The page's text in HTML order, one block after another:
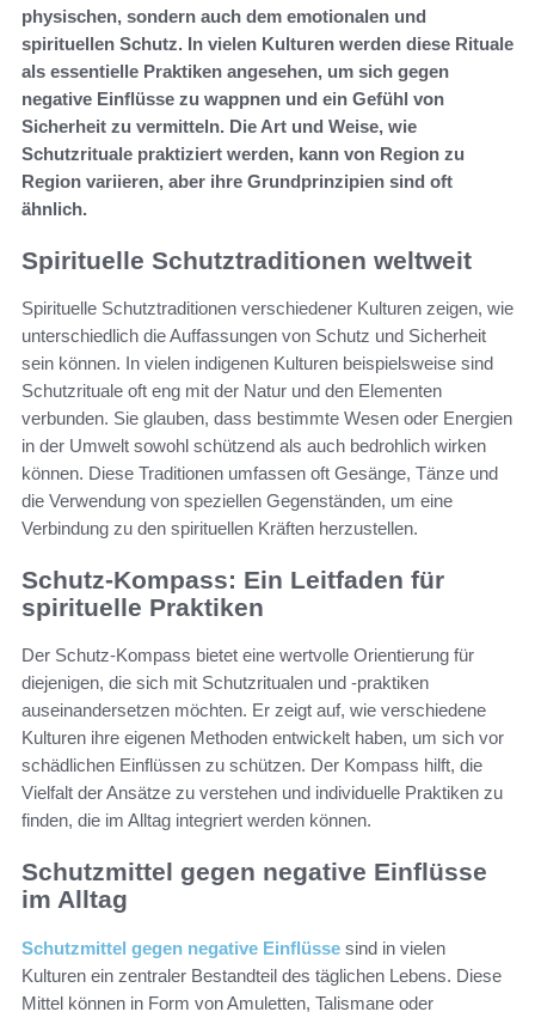
physischen, sondern auch dem emotionalen und
spirituellen Schutz. In vielen Kulturen werden diese Rituale
als essentielle Praktiken angesehen, um sich gegen
negative Einflüsse zu wappnen und ein Gefühl von
Sicherheit zu vermitteln. Die Art und Weise, wie
Schutzrituale praktiziert werden, kann von Region zu
Region variieren, aber ihre Grundprinzipien sind oft
ähnlich.
Spirituelle Schutztraditionen weltweit
Spirituelle Schutztraditionen verschiedener Kulturen zeigen, wie
unterschiedlich die Auffassungen von Schutz und Sicherheit
sein können. In vielen indigenen Kulturen beispielsweise sind
Schutzrituale oft eng mit der Natur und den Elementen
verbunden. Sie glauben, dass bestimmte Wesen oder Energien
in der Umwelt sowohl schützend als auch bedrohlich wirken
können. Diese Traditionen umfassen oft Gesänge, Tänze und
die Verwendung von speziellen Gegenständen, um eine
Verbindung zu den spirituellen Kräften herzustellen.
Schutz-Kompass: Ein Leitfaden für
spirituelle Praktiken
Der Schutz-Kompass bietet eine wertvolle Orientierung für
diejenigen, die sich mit Schutzritualen und -praktiken
auseinandersetzen möchten. Er zeigt auf, wie verschiedene
Kulturen ihre eigenen Methoden entwickelt haben, um sich vor
schädlichen Einflüssen zu schützen. Der Kompass hilft, die
Vielfalt der Ansätze zu verstehen und individuelle Praktiken zu
finden, die im Alltag integriert werden können.
Schutzmittel gegen negative Einflüsse
im Alltag
Schutzmittel gegen negative Einflüsse sind in vielen
Kulturen ein zentraler Bestandteil des täglichen Lebens. Diese
Mittel können in Form von Amuletten, Talismane oder